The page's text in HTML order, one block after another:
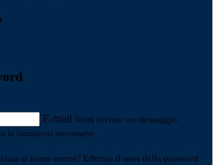
E-mail Verrà inviato un messaggio
le istruzioni necessarie.
al nome utente? Effettua il reset della password